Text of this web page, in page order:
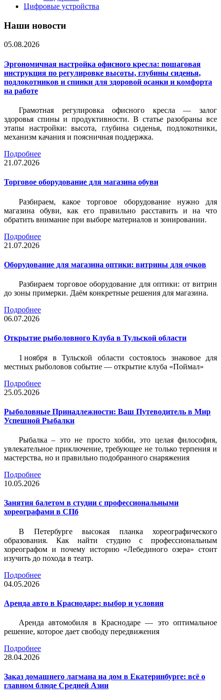
Цифровые устройства
Наши новости
05.08.2026
Эргономичная настройка офисного кресла: пошаговая
инструкция по регулировке высоты, глубины сиденья,
подлокотников и спинки для здоровой осанки и комфорта
на работе
Грамотная регулировка офисного кресла — залог
здоровья спины и продуктивности. В статье разобраны все
этапы настройки: высота, глубина сиденья, подлокотники,
механизм качания и поясничная поддержка.
Подробнее
21.07.2026
Торговое оборудование для магазина обуви
Разбираем, какое торговое оборудование нужно для
магазина обуви, как его правильно расставить и на что
обратить внимание при выборе материалов и зонировании.
Подробнее
21.07.2026
Оборудование для магазина оптики: витрины для очков
Разбираем торговое оборудование для оптики: от витрин
до зоны примерки. Даём конкретные решения для магазина.
Подробнее
06.07.2026
Открытие рыболовного Клуба в Тульской области
1 ноября в Тульской области состоялось знаковое для
местных рыболовов событие — открытие клуба «Поймал»
Подробнее
25.05.2026
Рыболовные Принадлежности: Ваш Путеводитель в Мир
Успешной Рыбалки
Рыбалка – это не просто хобби, это целая философия,
увлекательное приключение, требующее не только терпения и
мастерства, но и правильно подобранного снаряжения
Подробнее
10.05.2026
Занятия балетом в студии с профессиональными
хореографами в СПб
В Петербурге высокая планка хореографического
образования. Как найти студию с профессиональным
хореографом и почему историю «Лебединого озера» стоит
изучить до похода в театр.
Подробнее
04.05.2026
Аренда авто в Краснодаре: выбор и условия
Аренда автомобиля в Краснодаре — это оптимальное
решение, которое дает свободу передвижения
Подробнее
28.04.2026
Заказ домашнего лагмана на дом в Екатеринбурге: всё о
главном блюде Средней Азии